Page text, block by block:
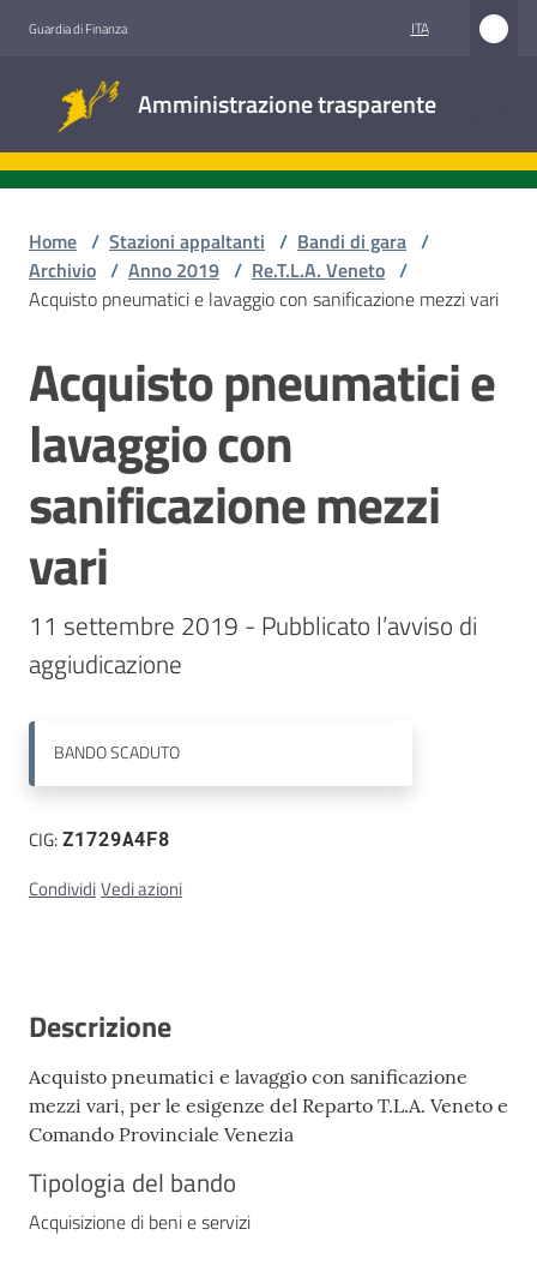
Guardia di Finanza ITA
Amministrazione trasparente
trasparente
Accesso
Stazioni
appaltanti
Contatti
Home / Stazioni appaltanti / Bandi di gara /
Archivio / Anno 2019 / Re.T.L.A. Veneto /
Acquisto pneumatici e lavaggio con sanificazione mezzi vari
Salta al contenuto
Acquisto pneumatici e
lavaggio con
sanificazione mezzi
vari
11 settembre 2019 - Pubblicato l’avviso di
aggiudicazione
BANDOSCADUTO
CIG:Z1729A4F8
CondividiVedi azioni
Descrizione
Acquisto pneumatici e lavaggio con sanificazione
mezzi vari, per le esigenze del Reparto T.L.A. Veneto e
Comando Provinciale Venezia
Tipologia del bando
Acquisizione di beni e servizi